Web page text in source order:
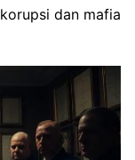
dan mafia